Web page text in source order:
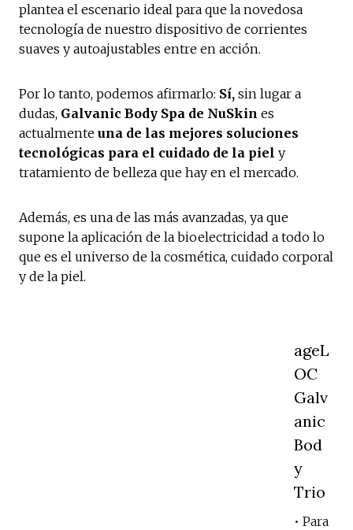
plantea el escenario ideal para que la novedosa
tecnología de nuestro dispositivo de corrientes
suaves y autoajustables entre en acción.
Por lo tanto, podemos afirmarlo: Sí, sin lugar a
dudas, Galvanic Body Spa de NuSkin es
actualmente una de las mejores soluciones
tecnológicas para el cuidado de la piel y
tratamiento de belleza que hay en el mercado.
Además, es una de las más avanzadas, ya que
supone la aplicación de la bioelectricidad a todo lo
que es el universo de la cosmética, cuidado corporal
y de la piel.
ageL
OC
Galv
anic
Bod
y
Trio
• Para